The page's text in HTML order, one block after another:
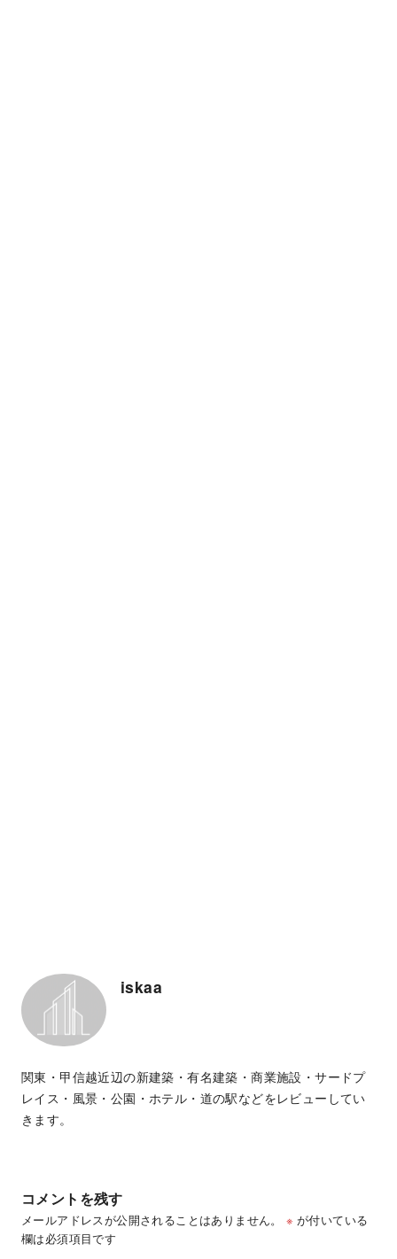
iskaa
関東・甲信越近辺の新建築・有名建築・商業施設・サードプ
レイス・風景・公園・ホテル・道の駅などをレビューしてい
きます。
コメントを残す
メールアドレスが公開されることはありません。 ※ が付いている
欄は必須項目です